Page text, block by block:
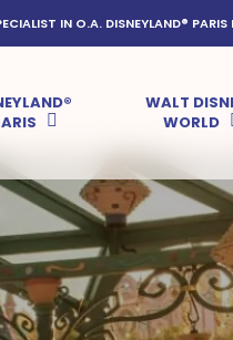
IN O.A. DISNEYLAND®
WALT
WORLD